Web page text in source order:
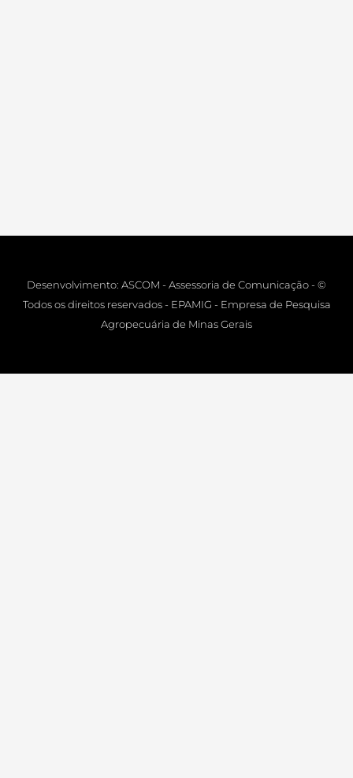
Desenvolvimento: ASCOM - Assessoria de Comunicação - ©
Todos os direitos reservados - EPAMIG - Empresa de Pesquisa
Agropecuária de Minas Gerais